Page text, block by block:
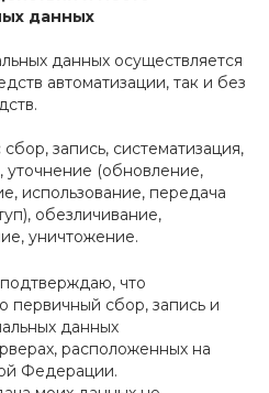
данных
данных осуществляется
автоматизации, так и без
сбор, запись, систематизация,
уточнение (обновление,
использование, передача
обезличивание,
уничтожение.
что
первичный сбор, запись и
данных
расположенных на
Федерации.